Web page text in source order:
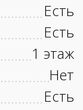
Есть
Есть
1 этаж
Нет
Есть